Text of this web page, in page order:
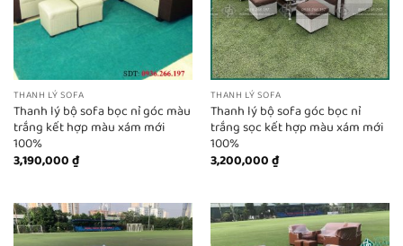
THANH LÝ SOFA
Thanh lý bộ sofa bọc nỉ góc màu
trắng kết hợp màu xám mới
100%
3,190,000₫
THANH LÝ SOFA
Thanh lý bộ sofa góc bọc nỉ
trắng sọc kết hợp màu xám mới
100%
3,200,000₫